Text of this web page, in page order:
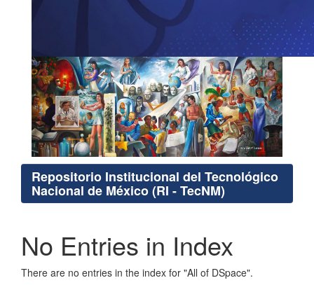
Repositorio Institucional del Tecnológico
Nacional de México (RI - TecNM)
No Entries in Index
There are no entries in the index for "All of DSpace".